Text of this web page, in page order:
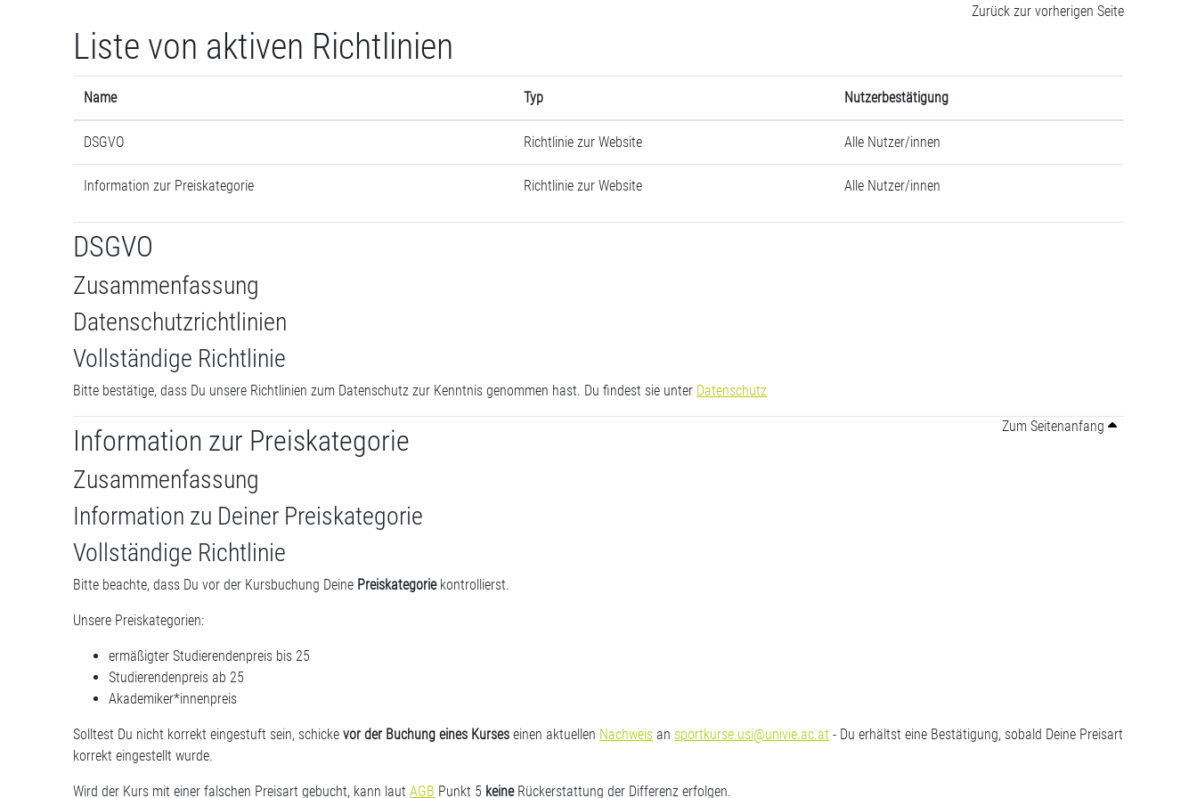
Zurück zur vorherigen Seite
Liste von aktiven Richtlinien
Name Typ Nutzerbestätigung
DSGVO Richtlinie zur Website Alle Nutzer/innen
Information zur Preiskategorie Richtlinie zur Website Alle Nutzer/innen
DSGVO
Zusammenfassung
Datenschutzrichtlinien
Vollständige Richtlinie
Bitte bestätige, dass Du unsere Richtlinien zum Datenschutz zur Kenntnis genommen hast. Du findest sie unter Datenschutz
Zum Seitenanfang
Information zur Preiskategorie
Zusammenfassung
Information zu Deiner Preiskategorie
Vollständige Richtlinie
Bitte beachte, dass Du vor der Kursbuchung Deine Preiskategoriekontrollierst.
Unsere Preiskategorien:
ermäßigter Studierendenpreis bis 25
Studierendenpreis ab 25
Akademiker*innenpreis
Solltest Du nicht korrekt eingestuft sein, schickevor der Buchung eines Kurseseinen aktuellen Nachweis an sportkurse.usi@univie.ac.at - Du erhältst eine Bestätigung, sobald Deine Preisart
korrekt eingestellt wurde.
Wird der Kurs mit einer falschen Preisart gebucht, kann lautAGB Punkt 5 keine Rückerstattung der Differenz erfolgen.